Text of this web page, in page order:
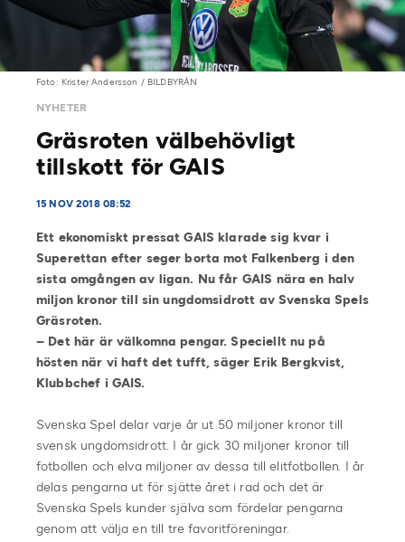
Foto: Krister Andersson / BILDBYRÅN
NYHETER
Gräsroten välbehövligt
tillskott för GAIS
15 NOV 2018 08:52
Ett ekonomiskt pressat GAIS klarade sig kvar i
Superettan efter seger borta mot Falkenberg i den
sista omgången av ligan. Nu får GAIS nära en halv
miljon kronor till sin ungdomsidrott av Svenska Spels
Gräsroten.
– Det här är välkomna pengar. Speciellt nu på
hösten när vi haft det tufft, säger Erik Bergkvist,
Klubbchef i GAIS.
Svenska Spel delar varje år ut 50 miljoner kronor till
svensk ungdomsidrott. I år gick 30 miljoner kronor till
fotbollen och elva miljoner av dessa till elitfotbollen. I år
delas pengarna ut för sjätte året i rad och det är
Svenska Spels kunder själva som fördelar pengarna
genom att välja en till tre favoritföreningar.